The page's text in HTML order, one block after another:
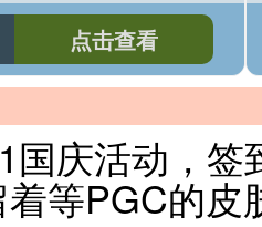
点击查看
国庆活动，
等PGC的皮